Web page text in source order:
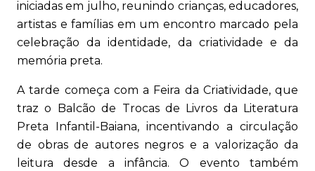
iniciadas em julho, reunindo crianças, educadores,
artistas e famílias em um encontro marcado pela
celebração da identidade, da criatividade e da
memória preta.
A tarde começa com a Feira da Criatividade, que
traz o Balcão de Trocas de Livros da Literatura
Preta Infantil-Baiana, incentivando a circulação
de obras de autores negros e a valorização da
leitura desde a infância. O evento também